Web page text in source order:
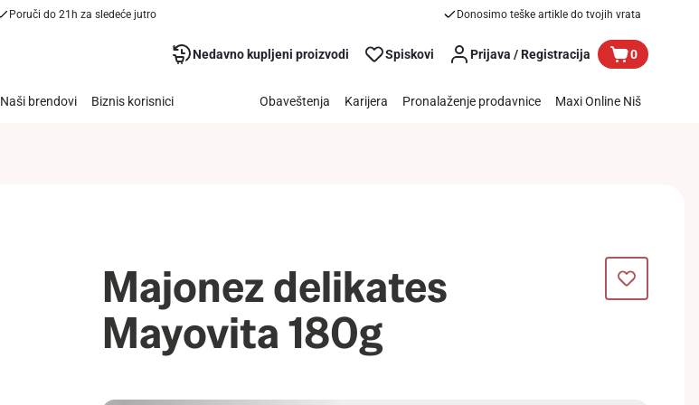
Poruči do 21h za sledeće jutro Donosimo teške artikle do tvojih vrata
Nedavno kupljeni proizvodi Spiskovi Prijava / Registracija 0
Naši brendovi Biznis korisnici Obaveštenja Karijera Pronalaženje prodavnice Maxi Online Niš
Majonez delikates
Mayovita 180g